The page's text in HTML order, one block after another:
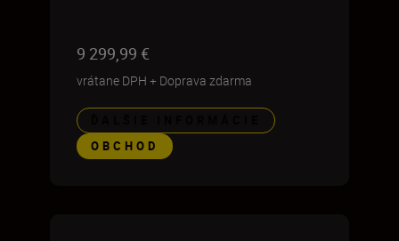
9 299,99 €
vrátane DPH + Doprava zdarma
OBCHOD